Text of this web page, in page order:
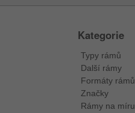
Kategorie
Typy rámů
Další rámy
Formáty rámů
Značky
Rámy na míru